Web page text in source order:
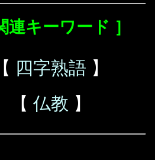
連キーワード ］
【 四字熟語 】
【 仏教 】